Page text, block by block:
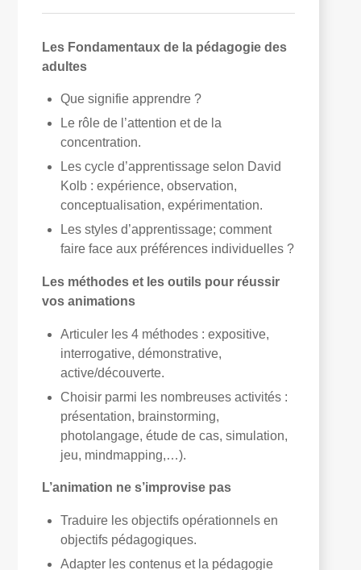
Les Fondamentaux de la pédagogie des
adultes
Que signifie apprendre ?
Le rôle de l’attention et de la
concentration.
Les cycle d’apprentissage selon David
Kolb : expérience, observation,
conceptualisation, expérimentation.
Les styles d’apprentissage; comment
faire face aux préférences individuelles ?
Les méthodes et les outils pour réussir
vos animations
Articuler les 4 méthodes : expositive,
interrogative, démonstrative,
active/découverte.
Choisir parmi les nombreuses activités :
présentation, brainstorming,
photolangage, étude de cas, simulation,
jeu, mindmapping,…).
L’animation ne s’improvise pas
Traduire les objectifs opérationnels en
objectifs pédagogiques.
Adapter les contenus et la pédagogie